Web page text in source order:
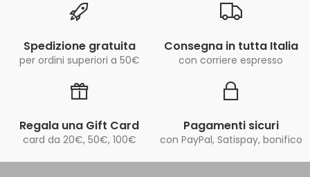
Spedizione gratuita
per ordini superiori a 50€
Consegna in tutta Italia
con corriere espresso
Regala una Gift Card
card da 20€, 50€, 100€
Pagamenti sicuri
con PayPal, Satispay, bonifico